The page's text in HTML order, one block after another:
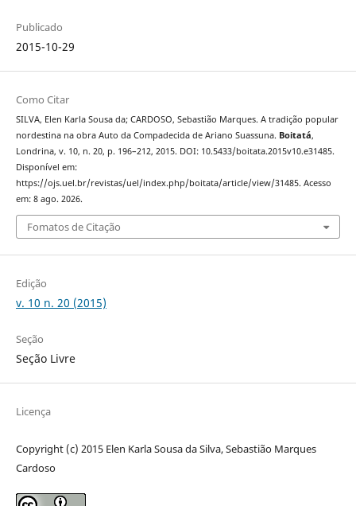
Publicado
2015-10-29
Como Citar
SILVA, Elen Karla Sousa da; CARDOSO, Sebastião Marques. A tradição popular
nordestina na obra Auto da Compadecida de Ariano Suassuna. Boitatá,
Londrina, v. 10, n. 20, p. 196–212, 2015. DOI: 10.5433/boitata.2015v10.e31485.
Disponível em:
https://ojs.uel.br/revistas/uel/index.php/boitata/article/view/31485. Acesso
em: 8 ago. 2026.
Fomatos de Citação
Edição
v. 10 n. 20 (2015)
Seção
Seção Livre
Licença
Copyright (c) 2015 Elen Karla Sousa da Silva, Sebastião Marques
Cardoso